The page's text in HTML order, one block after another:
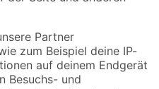
Versandarten